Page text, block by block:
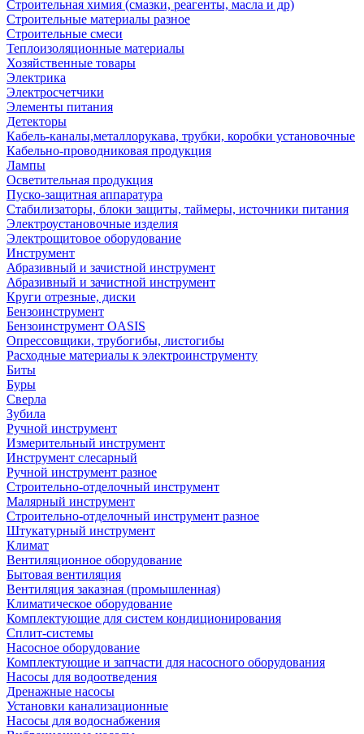
Строительная химия (смазки, реагенты, масла и др)
Строительные материалы разное
Строительные смеси
Теплоизоляционные материалы
Хозяйственные товары
Электрика
Электросчетчики
Элементы питания
Детекторы
Кабель-каналы,металлорукава, трубки, коробки установочные
Кабельно-проводниковая продукция
Лампы
Осветительная продукция
Пуско-защитная аппаратура
Стабилизаторы, блоки защиты, таймеры, источники питания
Электроустановочные изделия
Электрощитовое оборудование
Инструмент
Абразивный и зачистной инструмент
Абразивный и зачистной инструмент
Круги отрезные, диски
Бензоинструмент
Бензоинструмент OASIS
Опрессовщики, трубогибы, листогибы
Расходные материалы к электроинструменту
Биты
Буры
Сверла
Зубила
Ручной инструмент
Измерительный инструмент
Инструмент слесарный
Ручной инструмент разное
Строительно-отделочный инструмент
Малярный инструмент
Строительно-отделочный инструмент разное
Штукатурный инструмент
Климат
Вентиляционное оборудование
Бытовая вентиляция
Вентиляция заказная (промышленная)
Климатическое оборудование
Комплектующие для систем кондиционирования
Сплит-системы
Насосное оборудование
Комплектующие и запчасти для насосного оборудования
Насосы для водоотведения
Дренажные насосы
Установки канализационные
Насосы для водоснабжения